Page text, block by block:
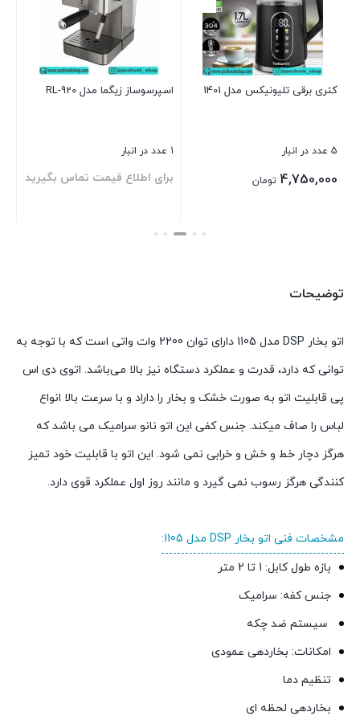
کتری برقی تلیونیکس مدل 1401
5 عدد در انبار
4,750,000 تومان
اسپرسوساز زیگما مدل RL-920
1 عدد در انبار
برای اطلاع قیمت تماس بگیرید
بستن
توضیحات
اتو بخار DSP مدل 1105 دارای توان 2200 وات واتی است که با توجه به
توانی که دارد، قدرت و عملکرد دستگاه نیز بالا می‌باشد. اتوی دی اس
پی قابلیت اتو به صورت خشک و بخار را داراد و با سرعت بالا انواع
لباس را صاف میکند. جنس کفی این اتو نانو سرامیک می باشد که
هرگز دچار خط و خش و خرابی نمی شود. این اتو با قابلیت خود تمیز
کنندگی هرگز رسوب نمی گیرد و مانند روز اول عملکرد قوی دارد.
مشخصات فنی اتو بخار DSP مدل 1105:
بازه طول کابل: 1 تا 2 متر
جنس کفه: سرامیک
سيستم ضد چکه
امکانات: بخاردهی عمودی
تنظیم دما
بخاردهی لحظه ای